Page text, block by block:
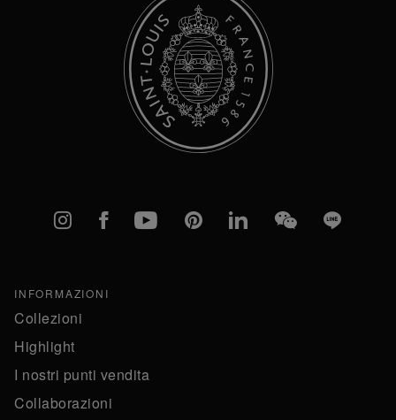
Instagram
FacebookYouTubePinterestlinkedInWeChatLine
INFORMAZIONI
Collezioni
Highlight
I nostri punti vendita
Collaborazioni